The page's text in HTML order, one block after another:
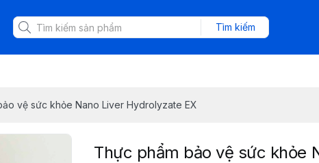
Tìm kiếm
vệ sức khỏe Nano Liver Hydrolyzate EX
Thực phẩm bảo vệ sức khỏe